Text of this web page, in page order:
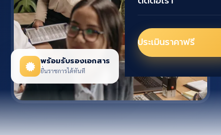
ประเมินราคาฟรี
พร้อมรับรองเอกสาร
ยื่นราชการได้ทันที